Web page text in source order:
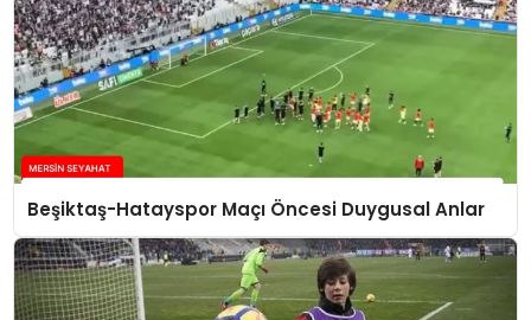
Beşiktaş-Hatayspor Maçı Öncesi Duygusal Anlar